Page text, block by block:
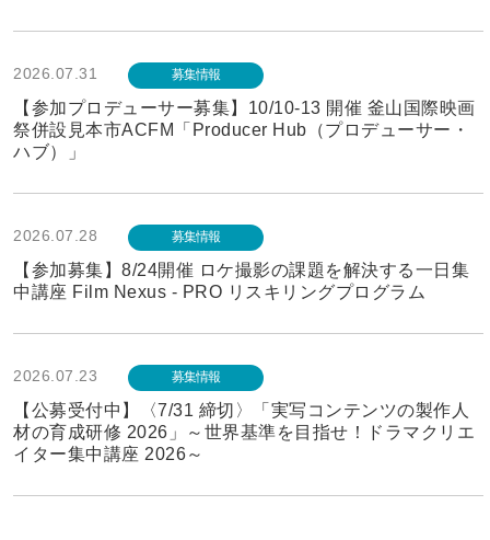
2026.07.31 募集情報
【参加プロデューサー募集】10/10-13 開催 釜山国際映画
祭併設見本市ACFM「Producer Hub（プロデューサー・
ハブ）」
2026.07.28 募集情報
【参加募集】8/24開催 ロケ撮影の課題を解決する一日集
中講座 Film Nexus - PRO リスキリングプログラム
2026.07.23 募集情報
【公募受付中】〈7/31 締切〉「実写コンテンツの製作人
材の育成研修 2026」～世界基準を目指せ！ドラマクリエ
イター集中講座 2026～